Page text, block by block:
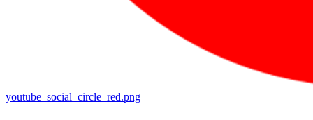
youtube_social_circle_red.png